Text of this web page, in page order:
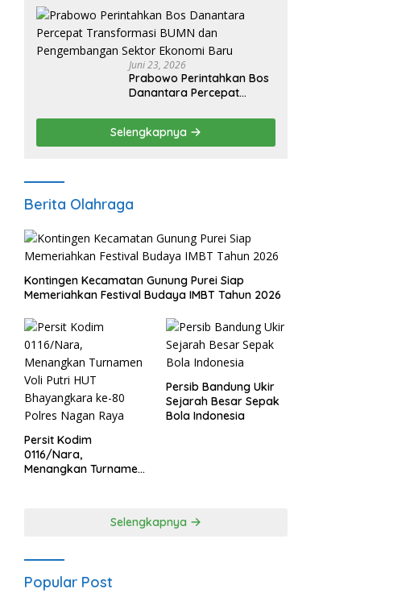
Juni 23, 2026
Prabowo Perintahkan Bos
Danantara Percepat
Pengembangan Sektor
Ekonomi Baru
Selengkapnya
Berita Olahraga
Kontingen Kecamatan Gunung Purei Siap
Memeriahkan Festival Budaya IMBT Tahun 2026
Persit Kodim
0116/Nara,
Menangkan Turnamen
Persib Bandung Ukir
Sejarah Besar Sepak
Bola Indonesia
Selengkapnya
Popular Post